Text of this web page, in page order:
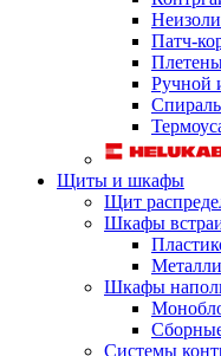
Патч-
Ручной
Щиты и шкафы
Щит
Шкафы
Шкафы
Системы